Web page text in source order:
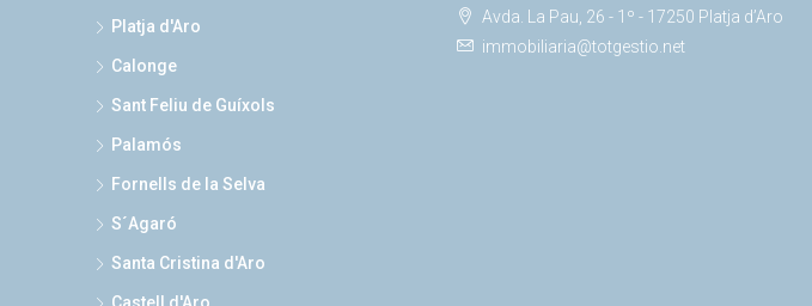
Platja d'Aro
Calonge
Sant Feliu de Guíxols
Palamós
Fornells de la Selva
S´Agaró
Santa Cristina d'Aro
Avda. La Pau, 26 - 1º - 17250 Platja d’Aro
immobiliaria@totgestio.net